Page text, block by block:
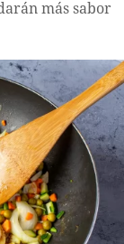
más sabor